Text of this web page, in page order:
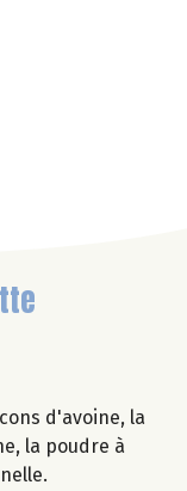
d'avoine, la
la poudre à